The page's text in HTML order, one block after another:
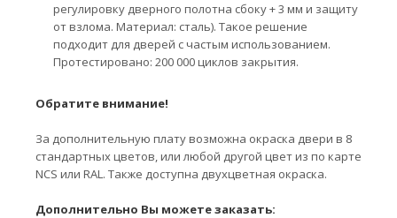
регулировку дверного полотна сбоку + 3 мм и защиту
от взлома. Материал: сталь). Такое решение
подходит для дверей с частым использованием.
Протестировано: 200 000 циклов закрытия.
Обратите внимание!
За дополнительную плату возможна окраска двери в 8
стандартных цветов, или любой другой цвет из по карте
NCS или RAL. Также доступна двухцветная окраска.
Дополнительно Вы можете заказать: